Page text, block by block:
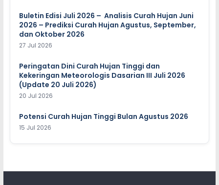
Buletin Edisi Juli 2026 – Analisis Curah Hujan Juni
2026 – Prediksi Curah Hujan Agustus, September,
dan Oktober 2026
27 Jul 2026
Peringatan Dini Curah Hujan Tinggi dan
Kekeringan Meteorologis Dasarian III Juli 2026
(Update 20 Juli 2026)
20 Jul 2026
Potensi Curah Hujan Tinggi Bulan Agustus 2026
15 Jul 2026